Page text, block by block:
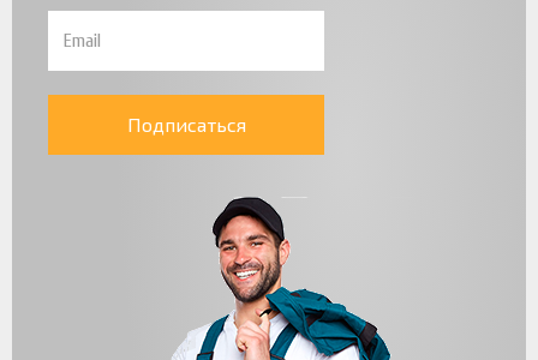
Подписаться